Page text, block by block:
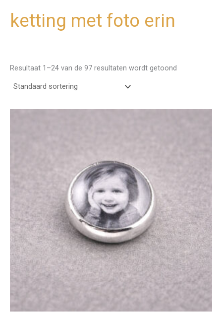
ketting met foto erin
Resultaat 1–24 van de 97 resultaten wordt getoond